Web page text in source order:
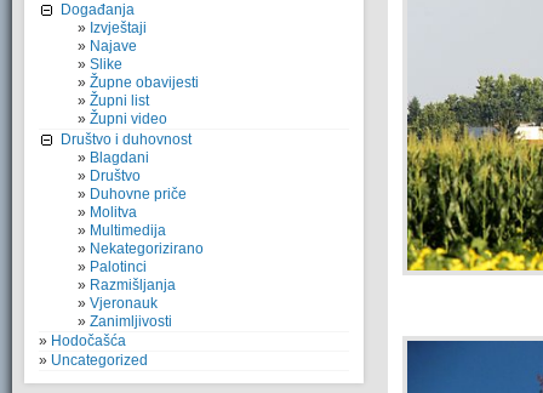
Događanja
Izvještaji
Najave
Slike
Župne obavijesti
Župni list
Župni video
Društvo i duhovnost
Blagdani
Društvo
Duhovne priče
Molitva
Multimedija
Nekategorizirano
Palotinci
Razmišljanja
Vjeronauk
Zanimljivosti
Hodočašća
Uncategorized